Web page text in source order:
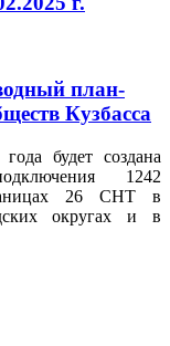
план-
Кузбасса
будет создана
1242
26 СНТ в
округах и в